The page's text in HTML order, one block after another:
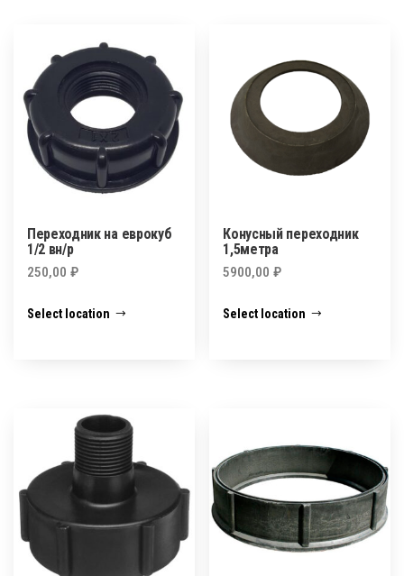
Переходник на еврокуб
1/2 вн/р
250,00 ₽
Select location
Конусный переходник
1,5метра
5900,00₽
Select location